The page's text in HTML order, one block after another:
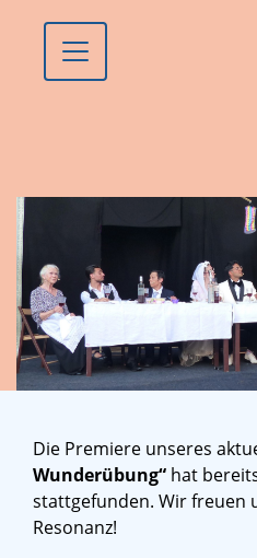
Die Premiere unseres
Wunderübung“ hat
stattgefunden. Wir freuen
Resonanz!